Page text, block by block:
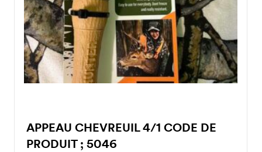
APPEAU CHEVREUIL 4/1 CODE DE
PRODUIT ; 5046